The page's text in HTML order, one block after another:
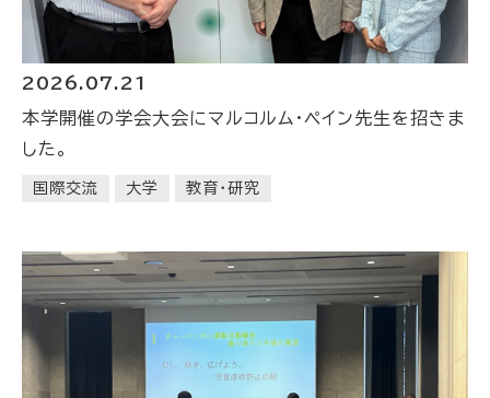
2026.07.21
本学開催の学会大会にマルコルム・ペイン先生を招きま
した。
国際交流 大学 教育・研究